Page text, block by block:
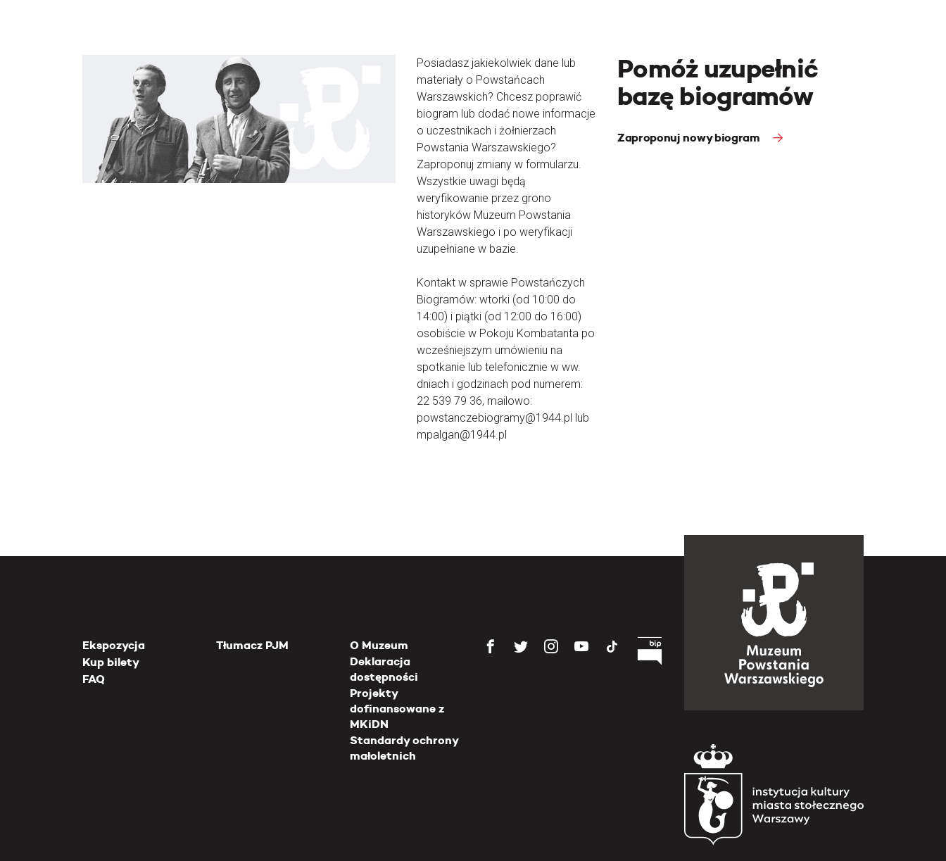
Posiadasz jakiekolwiek dane lub
materiały o Powstańcach
Warszawskich? Chcesz poprawić
biogram lub dodać nowe informacje
o uczestnikach i żołnierzach
Powstania Warszawskiego?
Zaproponuj zmiany w formularzu.
Wszystkie uwagi będą
weryfikowanie przez grono
historyków Muzeum Powstania
Warszawskiego i po weryfikacji
uzupełniane w bazie.
Kontakt w sprawie Powstańczych
Biogramów: wtorki (od 10:00 do
14:00) i piątki (od 12:00 do 16:00)
osobiście w Pokoju Kombatanta po
wcześniejszym umówieniu na
spotkanie lub telefonicznie w ww.
dniach i godzinach pod numerem:
22 539 79 36, mailowo:
powstanczebiogramy@1944.pl lub
mpalgan@1944.pl
Pomóż uzupełnić
bazę biogramów
Zaproponuj nowy biogram
Ekspozycja
Kup bilety
FAQ
Tłumacz PJM
O Muzeum
Deklaracja
dostępności
Projekty
dofinansowane z
MKiDN
Standardy ochrony
małoletnich